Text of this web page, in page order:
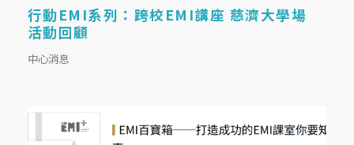
行動EMI系列：跨校EMI講座 慈濟大學場
活動回顧
中心消息